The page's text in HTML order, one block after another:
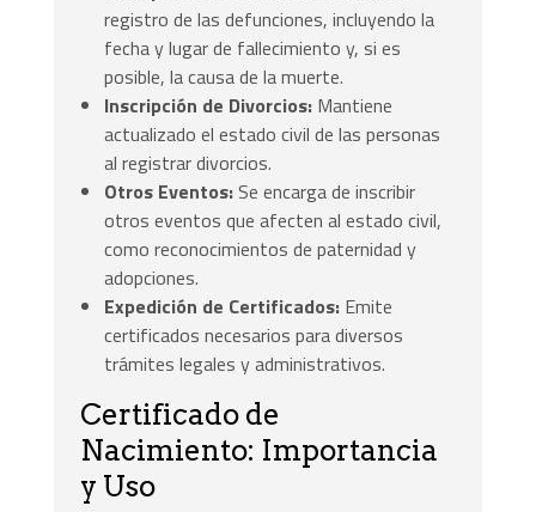
registro de las defunciones, incluyendo la
fecha y lugar de fallecimiento y, si es
posible, la causa de la muerte.
Inscripción de Divorcios: Mantiene
actualizado el estado civil de las personas
al registrar divorcios.
Otros Eventos: Se encarga de inscribir
otros eventos que afecten al estado civil,
como reconocimientos de paternidad y
adopciones.
Expedición de Certificados: Emite
certificados necesarios para diversos
trámites legales y administrativos.
Certificado de
Nacimiento: Importancia
y Uso